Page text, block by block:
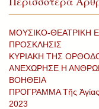
ΜΟΥΣΙΚΟ-ΘΕΑΤΡΙΚΗ
ΠΡΟΣΚΛΗΣΙΣ
ΚΥΡΙΑΚΗ ΤΗΣ
ΑΝΕΧΩΡΗΣΕ Η
ΒΟΗΘΕΙΑ
ΠΡΟΓΡΑΜΜΑ Τῆς Ἁγίας
2023